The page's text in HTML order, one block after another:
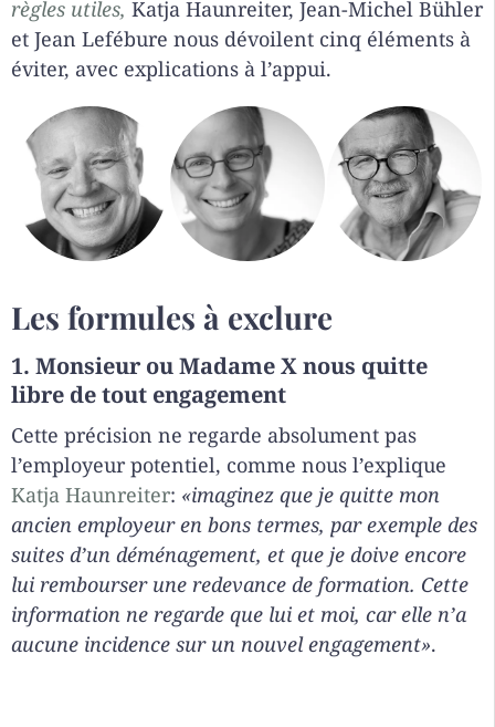
règles utiles, Katja Haunreiter, Jean-Michel Bühler
et Jean Lefébure nous dévoilent cinq éléments à
éviter, avec explications à l’appui.
Les formules à exclure
1. Monsieur ou Madame X nous quitte
libre de tout engagement
Cette précision ne regarde absolument pas
l’employeur potentiel, comme nous l’explique
Katja Haunreiter: «imaginez que je quitte mon
ancien employeur en bons termes, par exemple des
suites d’un déménagement, et que je doive encore
lui rembourser une redevance de formation. Cette
information ne regarde que lui et moi, car elle n’a
aucune incidence sur un nouvel engagement».